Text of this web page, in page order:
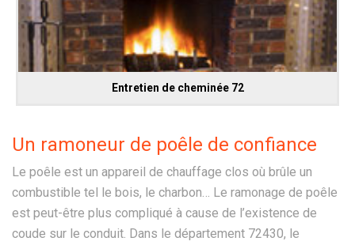
Entretien de cheminée 72
Un ramoneur de poêle de confiance
Le poêle est un appareil de chauffage clos où brûle un
combustible tel le bois, le charbon… Le ramonage de poêle
est peut-être plus compliqué à cause de l’existence de
coude sur le conduit. Dans le département 72430, le